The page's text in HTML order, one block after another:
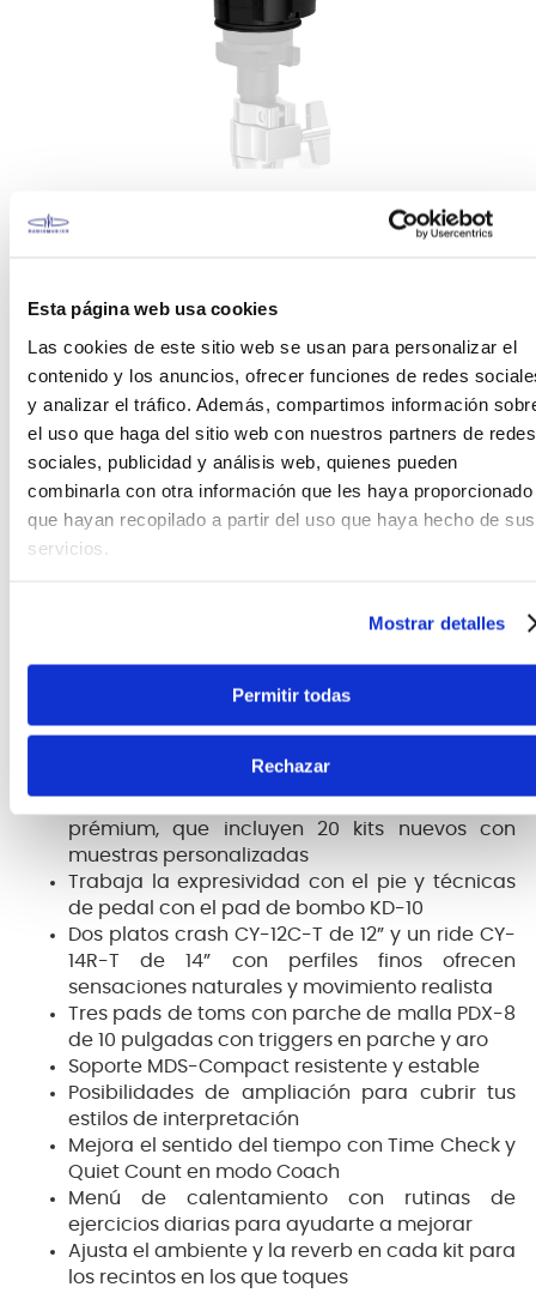
Esta página web usa cookies
Las cookies de este sitio web se usan para personalizar el
contenido y los anuncios, ofrecer funciones de redes
y analizar el tráfico. Además, compartimos información
el uso que haga del sitio web con nuestros partners de redes
sociales, publicidad y análisis web, quienes pueden
combinarla con otra información que les haya proporcionado
que hayan recopilado a partir del uso que haya hecho de sus
servicios.
Mostrar detalles
Permitir todas
Rechazar
El VH-10 te permite expresar el cambio sonoro que
se produce cuando golpeas el charles cerrado
Características:
Kit de batería electrónica de cinco piezas con
dos crashes, ride y un Hi-Hat compatible con
un atril estándar
Desarrolla el control de rudimentos y técnicas
correctas con la gran caja PDX-12 de 12
movimiento natural y detección de posición
precisión
Módulo de sonido TD-17 actualizado con
nuevos kits, efectos ampliados, secciones de
definidos, dinámicos y naturales
Elige entre 70 kits de percusión preset
prémium, que incluyen 20 kits nuevos con
muestras personalizadas
Trabaja la expresividad con el pie y técnicas
de pedal con el pad de bombo KD-10
Dos platos crash CY-12C-T de 12” y un ride CY-
14R-T de 14” con perfiles finos ofrecen
sensaciones naturales y movimiento realista
Tres pads de toms con parche de malla PDX-8
de 10 pulgadas con triggers en parche y aro
Soporte MDS-Compact resistente y estable
Posibilidades de ampliación para cubrir tus
estilos de interpretación
Mejora el sentido del tiempo con Time Check y
Quiet Count en modo Coach
Menú de calentamiento con rutinas de
ejercicios diarias para ayudarte a mejorar
Ajusta el ambiente y la reverb en cada kit para
los recintos en los que toques